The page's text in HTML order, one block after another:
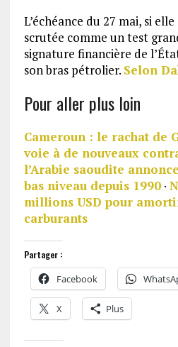
L’échéance du 27 mai, si
scrutée comme un test
signature financière de
son bras pétrolier. Selon
Pour aller plus loin
Cameroun : le rachat de
voie à de nouveaux
l’Arabie saoudite
bas niveau depuis 1990·
millions USD pour
carburants
Partager :
Facebook
X Plus